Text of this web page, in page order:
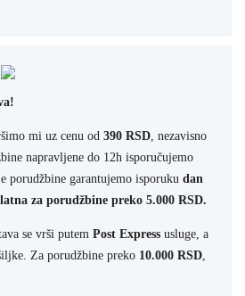
mi uz cenu od 390 RSD, nezavisno
napravljene do 12h isporučujemo
porudžbine garantujemo isporuku dan
za porudžbine preko 5.000 RSD.
se vrši putem Post Express usluge, a
Za porudžbine preko 10.000 RSD,